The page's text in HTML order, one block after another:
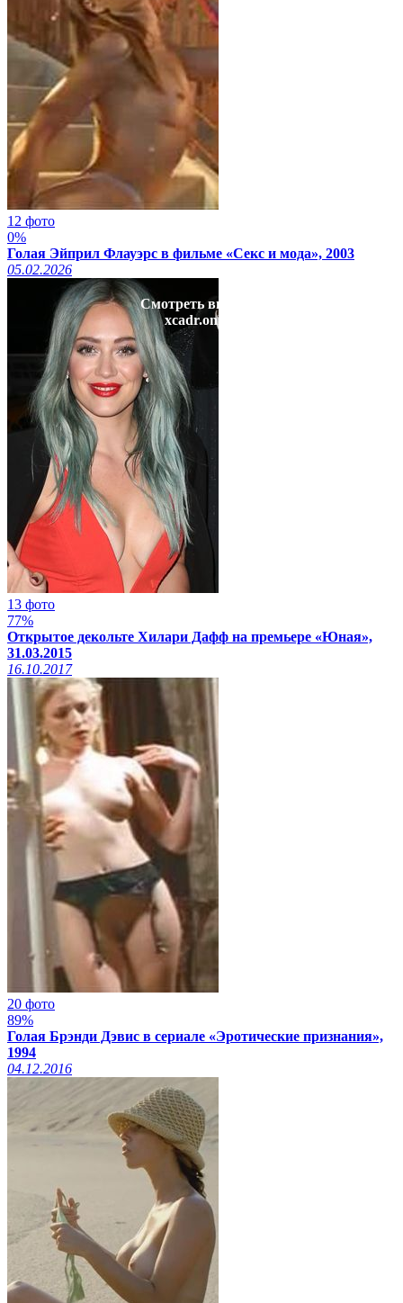
Смотреть видео на
xcadr.online
12 фото
0%
Голая Эйприл Флауэрс в фильме «Секс и мода», 2003
05.02.2026
13 фото
77%
Открытое декольте Хилари Дафф на премьере «Юная»,
31.03.2015
16.10.2017
20 фото
89%
Голая Брэнди Дэвис в сериале «Эротические признания»,
1994
04.12.2016